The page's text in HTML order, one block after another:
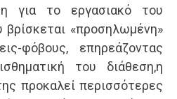
για το εργασιακό του
«προσηλωμένη»
φόβους, επηρεάζοντας
του διάθεση,η
προκαλεί περισσότερες